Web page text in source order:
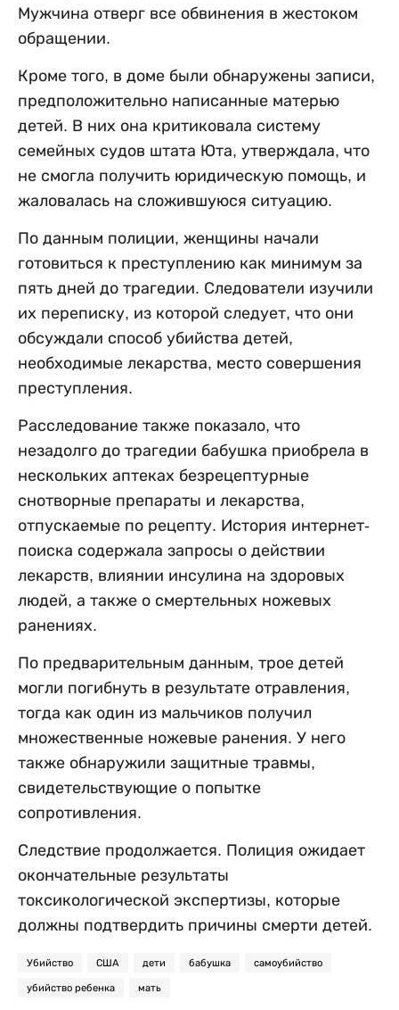
Мужчина отверг все обвинения в жестоком
обращении.
Кроме того, в доме были обнаружены записи,
предположительно написанные матерью
детей. В них она критиковала систему
семейных судов штата Юта, утверждала, что
не смогла получить юридическую помощь, и
жаловалась на сложившуюся ситуацию.
По данным полиции, женщины начали
готовиться к преступлению как минимум за
пять дней до трагедии. Следователи изучили
их переписку, из которой следует, что они
обсуждали способ убийства детей,
необходимые лекарства, место совершения
преступления.
Расследование также показало, что
незадолго до трагедии бабушка приобрела в
нескольких аптеках безрецептурные
снотворные препараты и лекарства,
отпускаемые по рецепту. История интернет-
поиска содержала запросы о действии
лекарств, влиянии инсулина на здоровых
людей, а также о смертельных ножевых
ранениях.
По предварительным данным, трое детей
могли погибнуть в результате отравления,
тогда как один из мальчиков получил
множественные ножевые ранения. У него
также обнаружили защитные травмы,
свидетельствующие о попытке
сопротивления.
Следствие продолжается. Полиция ожидает
окончательные результаты
токсикологической экспертизы, которые
должны подтвердить причины смерти детей.
Убийство США дети бабушка самоубийство
убийство ребенка мать